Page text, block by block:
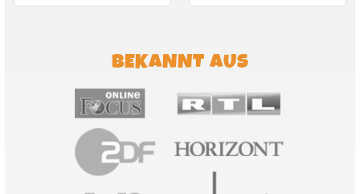
BEKANNT AUS